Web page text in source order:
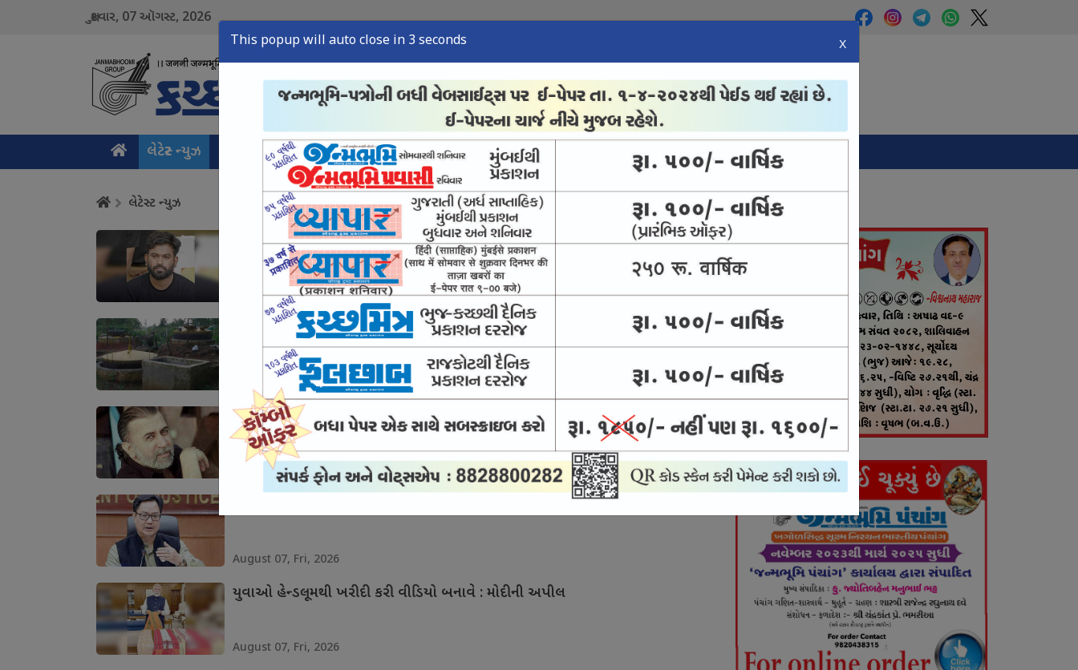
શુક્રવાર, 07ઑગસ્ટ, 2026
લેટેસ્ટ ન્યુઝ મુખ્ય સમાચાર ક્રાઇમ ન્યુઝ સ્પોર્ટ્સ ન્યુઝ તંત્રી લેખ ઈ-પેપર
This popup will auto close in 2 seconds X
લેટેસ્ટ ન્યુઝ
હવે બેરોજગાર યુવાનો માટે લડશે સીજેપી
August 07, Fri, 2026
ગોબરગેસ કિસાનોને કમાણી કરાવશે
August 07, Fri, 2026
દુષ્કર્મના દોષી તેજપાલને 10 વર્ષની જેલ
August 07, Fri, 2026
August 07, Fri, 2026
યુવાઓ હેન્ડલૂમથી ખરીદી કરી વીડિયો બનાવે : મોદીની અપીલ
August 07, Fri, 2026
Panchang